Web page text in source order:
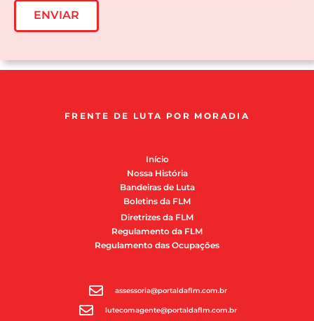
ENVIAR
FRENTE DE LUTA POR MORADIA
Início
Nossa História
Bandeiras de Luta
Boletins da FLM
Diretrizes da FLM
Regulamento da FLM
Regulamento das Ocupações
assessoria@portaldaflm.com.br
lutecomagente@portaldaflm.com.br